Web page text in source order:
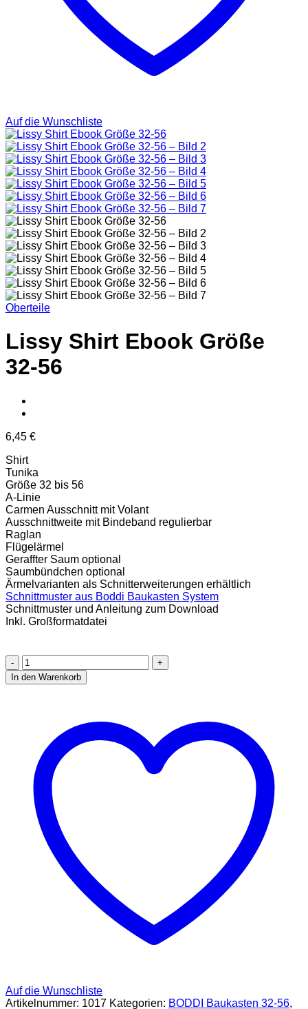
Auf die Wunschliste
Oberteile
Lissy Shirt Ebook Größe
32-56
6,45 €
Shirt
Tunika
Größe 32 bis 56
A-Linie
Carmen Ausschnitt mit Volant
Ausschnittweite mit Bindeband regulierbar
Raglan
Flügelärmel
Geraffter Saum optional
Saumbündchen optional
Ärmelvarianten als Schnitterweiterungen erhältlich
Schnittmuster aus Boddi Baukasten System
Schnittmuster und Anleitung zum Download
Inkl. Großformatdatei
Lissy
Shirt
Ebook
In den Warenkorb
Auf die Wunschliste
Artikelnummer: 1017 Kategorien: BODDI Baukasten 32-56,